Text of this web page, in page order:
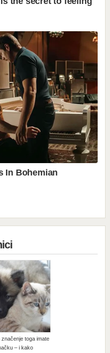
značenje toga imate
– i kako